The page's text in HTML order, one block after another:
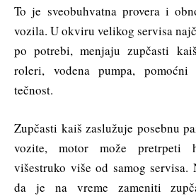
To je sveobuhvatna provera i
vozila. U okviru velikog servisa
po potrebi, menjaju zupčasti
roleri, vodena pumpa,
tečnost.
Zupčasti kaiš zaslužuje posebnu
vozite, motor može pretrpeti
višestruko više od samog
da je na vreme zameniti